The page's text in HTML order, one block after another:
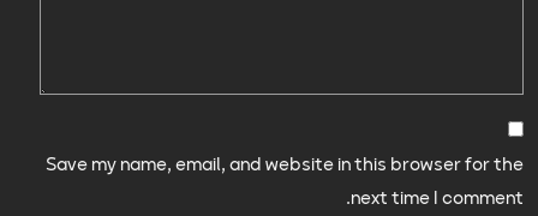
Save my name, email, and website in this browser for the
next time I comment.